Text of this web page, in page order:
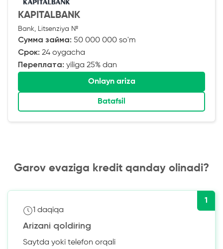
KAPITALBANK
Bank, Litsenziya №
Сумма займа: 50 000 000 so'm
Срок: 24 oygacha
Переплата: yiliga 25% dan
Onlayn ariza
Batafsil
Garov evaziga kredit qanday olinadi?
1
1 daqiqa
Arizani qoldiring
Saytda yoki telefon orqali